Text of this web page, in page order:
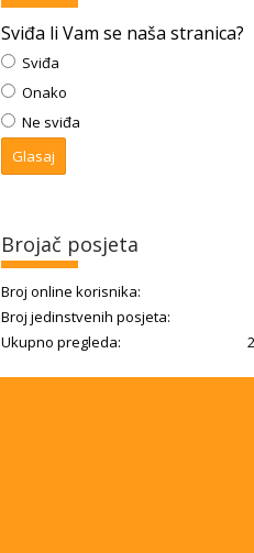
Sviđa li Vam se naša stranica?
Sviđa
Onako
Ne sviđa
Brojač posjeta
Broj online korisnika:
Broj jedinstvenih posjeta:
Ukupno pregleda: